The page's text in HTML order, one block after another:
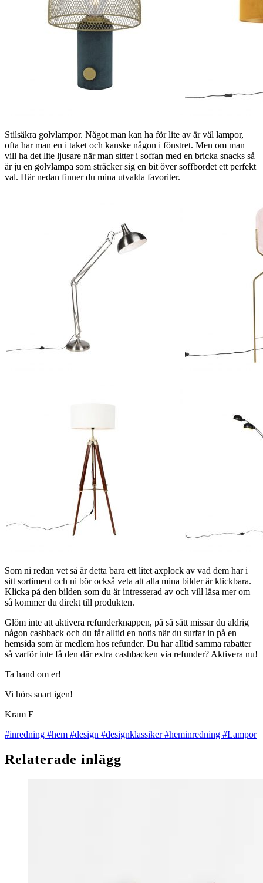
Stilsäkra golvlampor. Något man kan ha för lite av är väl lampor,
ofta har man en i taket och kanske någon i fönstret. Men om man
vill ha det lite ljusare när man sitter i soffan med en bricka snacks så
är ju en golvlampa som sträcker sig en bit över soffbordet ett perfekt
val. Här nedan finner du mina utvalda favoriter.
Som ni redan vet så är detta bara ett litet axplock av vad dem har i
sitt sortiment och ni bör också veta att alla mina bilder är klickbara.
Klicka på den bilden som du är intresserad av och vill läsa mer om
så kommer du direkt till produkten.
Glöm inte att aktivera refunderknappen, på så sätt missar du aldrig
någon cashback och du får alltid en notis när du surfar in på en
hemsida som är medlem hos refunder. Du har alltid samma rabatter
så varför inte få den där extra cashbacken via refunder? Aktivera nu!
Ta hand om er!
Vi hörs snart igen!
Kram E
#inredning #hem #design #designklassiker#heminredning #Lampor
Relaterade inlägg